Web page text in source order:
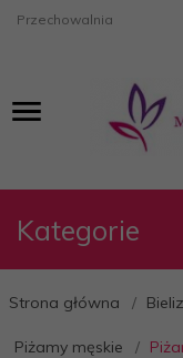
Przechowalnia
Kategorie
Strona główna
Piżamy męskie